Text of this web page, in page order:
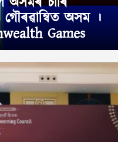
গৌৰৱান্বিত অসম ।
Games